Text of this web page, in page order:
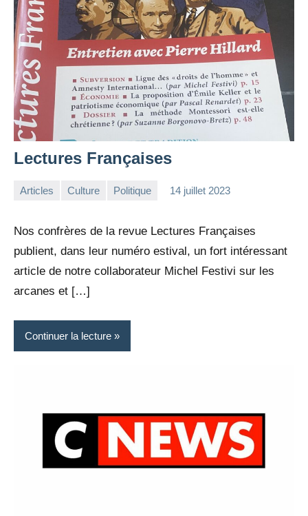
Lectures Françaises
Articles Culture Politique 14 juillet 2023
Nos confrères de la revue Lectures Françaises
publient, dans leur numéro estival, un fort intéressant
article de notre collaborateur Michel Festivi sur les
arcanes et […]
Continuer la lecture